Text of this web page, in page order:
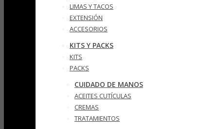
LIMAS Y TACOS
EXTENSIÓN
ACCESORIOS
KITS Y PACKS
KITS
PACKS
CUIDADO DE MANOS
ACEITES CUTÍCULAS
CREMAS
TRATAMIENTOS